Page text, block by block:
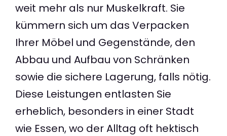
weit mehr als nur Muskelkraft. Sie
kümmern sich um das Verpacken
Ihrer Möbel und Gegenstände, den
Abbau und Aufbau von Schränken
sowie die sichere Lagerung, falls nötig.
Diese Leistungen entlasten Sie
erheblich, besonders in einer Stadt
wie Essen, wo der Alltag oft hektisch